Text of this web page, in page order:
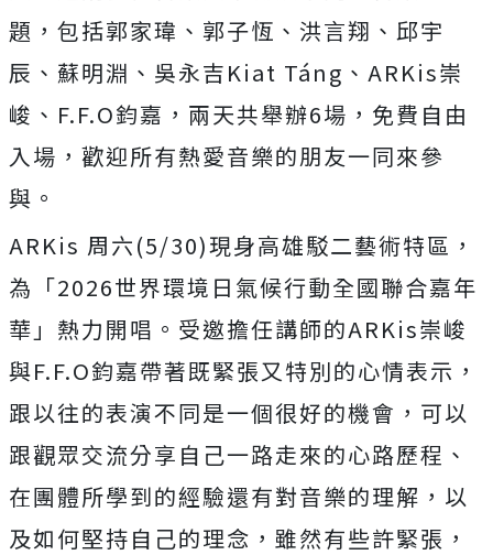
題，包括郭家瑋、郭子恆、洪言翔、邱宇
辰、蘇明淵、 吳永吉Kiat Táng、ARKis崇
峻、F.F.O鈞嘉，兩天共舉辦6場，免費自由
入場，歡迎所有熱愛音樂的朋友一同來參
與。
ARKis 周六(5/30)現身高雄駁二藝術特區，
為「2026世界環境日 氣候行動全國聯合嘉年
華」熱力開唱。受邀擔任講師的ARKis崇峻
與F.F.O鈞嘉帶著既緊張又特別的心情表示，
跟以往的表演不同是一個很好的機會，可以
跟觀眾交流分享自己一路走來的心路歷程 、
在團體所學到的經驗還有對音樂的理解， 以
及如何堅持自己的理念，雖然有些許緊張，